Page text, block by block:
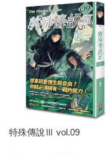
特殊傳說Ⅲ vol.09